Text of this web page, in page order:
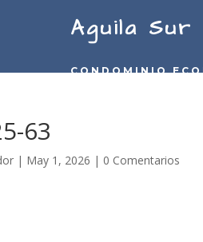
Aguila Sur
CONDOMINIO
63
| May 1, 2026 | 0 Comentarios